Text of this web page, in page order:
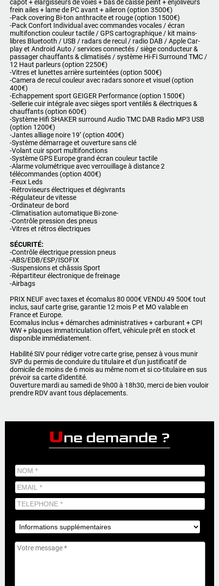
capot + élargisseurs de voies + bas de caisse peint + enjoliveurs
frein ailes + lame de PC avant + aileron (option 3500€)
-Pack covering Bi-ton anthracite et rouge (option 1500€)
-Pack Confort Individual avec commandes vocales / écran
multifonction couleur tactile / GPS cartographique / kit mains-
libres Bluetooth / USB / radars de recul / radio DAB / Apple Car-
play et Android Auto / services connectés / siège conducteur &
passager chauffants & climatisés / système Hi-Fi Surround TMC /
12 Haut parleurs (option 2250€)
-Vitres et lunettes arrière surteintées (option 500€)
-Camera de recul couleur avec radars sonore et visuel (option
400€)
-Echappement sport GEIGER Performance (option 1500€)
-Sellerie cuir intégrale avec sièges sport ventilés & électriques &
chauffants (option 600€)
-Système Hifi SHAKER surround Audio TMC DAB Radio MP3 USB
(option 1200€)
-Jantes alliage noire 19’ (option 400€)
-Système démarrage et ouverture sans clé
-Volant cuir sport multifonctions
-Système GPS Europe grand écran couleur tactile
-Alarme volumétrique avec verrouillage à distance 2
télécommandes (option 400€)
-Feux Leds
-Rétroviseurs électriques et dégivrants
-Régulateur de vitesse
-Ordinateur de bord
-Climatisation automatique Bi-zone-
-Contrôle pression des pneus
-Vitres et rétros électriques
SÉCURITÉ:
-Contrôle électrique pression pneus
-ABS/EDB/ESP/ISOFIX
-Suspensions et châssis Sport
-Répartiteur électronique de freinage
-Airbags
PRIX NEUF avec taxes et écomalus 80 000€ VENDU 49 500€ tout
inclus, sauf carte grise, garantie 12 mois P et MO valable en
France et Europe.
Ecomalus inclus + démarches administratives + carburant + CPI
WW + plaques immatriculation offert, véhicule prêt en stock et
disponible immédiatement.
Habilité SIV pour rédiger votre carte grise, pensez à vous munir
SVP du permis de conduire du titulaire et d'un justificatif de
domicile de moins de 6 mois au même nom et si co-titulaire en sus
prévoir sa carte d'identité.
Ouverture mardi au samedi de 9h00 à 18h30, merci de bien vouloir
prendre RDV avant tous déplacements.
Une demande ?